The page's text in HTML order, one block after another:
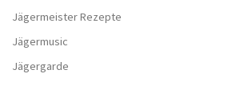
Jägermeister Rezepte
Jägermusic
Jägergarde